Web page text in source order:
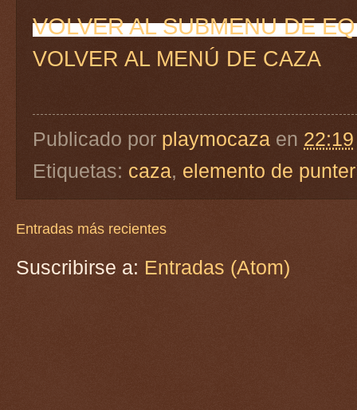
VOLVER AL SUBMENU DE
VOLVER AL MENÚ DE CAZA
Publicado por playmocaza en 22:19
Etiquetas: caza, elemento de
Entradas más recientes
Suscribirse a: Entradas (Atom)